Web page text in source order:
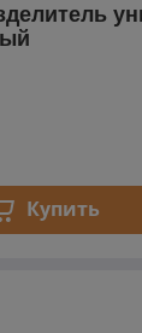
Купить